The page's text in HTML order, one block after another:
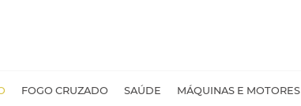
FOGO CRUZADO SAÚDE MÁQUINAS E MOTORES